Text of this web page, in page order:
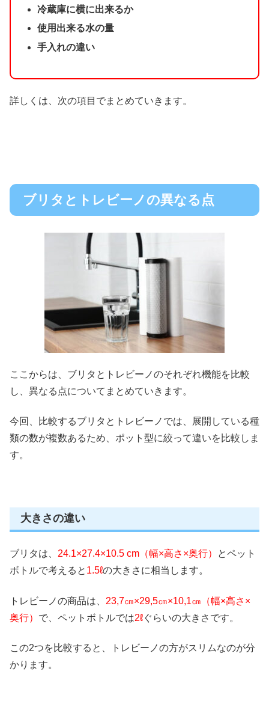
冷蔵庫に横に出来るか
使用出来る水の量
手入れの違い
詳しくは、次の項目でまとめていきます。
ブリタとトレビーノの異なる点
ここからは、ブリタとトレビーノのそれぞれ機能を比較
し、異なる点についてまとめていきます。
今回、比較するブリタとトレビーノでは、展開している種
類の数が複数あるため、ポット型に絞って違いを比較しま
す。
大きさの違い
ブリタは、 24.1×27.4×10.5 cm（幅×高さ×奥行）
とペット
ボトルで考えると 1.5ℓの大きさに相当します。
トレビーノの商品は、 23,7㎝×29,5㎝×10,1㎝（幅×高さ×
奥行） で、ペットボトルでは2ℓぐらいの大きさです。
この2つを比較すると、トレビーノの方がスリムなのが分
かります。